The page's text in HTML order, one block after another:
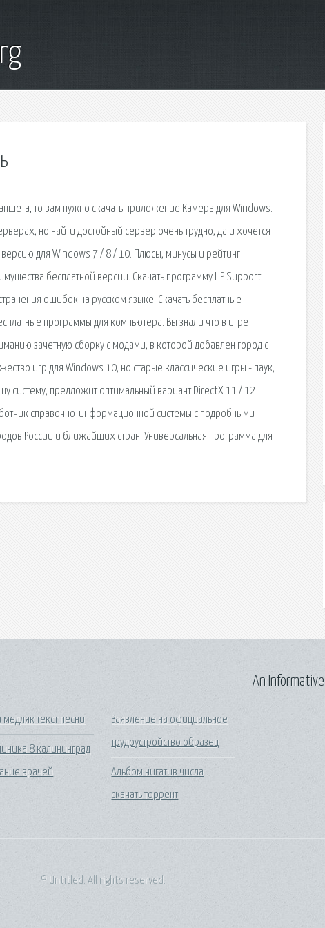
то вам нужно скачать приложение Камера для Windows.
но найти достойный сервер очень трудно, да и хочется
для Windows 7 / 8 / 10. Плюсы, минусы и рейтинг
бесплатной версии. Скачать программу HP Support
ошибок на русском языке. Скачать бесплатные
программы для компьютера. Вы знали что в игре
зачетную сборку с модами, в которой добавлен город с
игр для Windows 10, но старые классические игры - паук,
систему, предложит оптимальный вариант DirectX 11 / 12
справочно-информационной системы с подробными
России и ближайших стран. Универсальная программа для
медляк текст песни
8 калининград
врачей
Заявление на официальное
трудоустройство образец
Альбом нигатив числа
скачать торрент
An
© Untitled. All rights reserved.